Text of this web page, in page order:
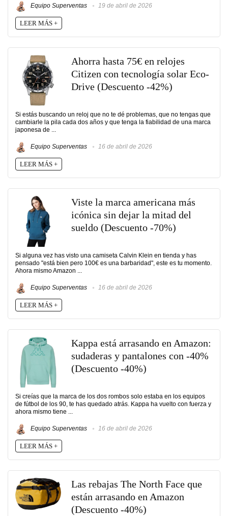
Equipo Superventas 19 de abril de 2026
LEER MÁS +
Ahorra hasta 75€ en relojes
Citizen con tecnología solar Eco-
Drive (Descuento -42%)
Si estás buscando un reloj que no te dé problemas, que no tengas que
cambiarle la pila cada dos años y que tenga la fiabilidad de una marca
japonesa de ...
Equipo Superventas 16 de abril de 2026
LEER MÁS +
Viste la marca americana más
icónica sin dejar la mitad del
sueldo (Descuento -70%)
Si alguna vez has visto una camiseta Calvin Klein en tienda y has
pensado "está bien pero 100€ es una barbaridad", este es tu momento.
Ahora mismo Amazon ...
Equipo Superventas 16 de abril de 2026
LEER MÁS +
Kappa está arrasando en Amazon:
sudaderas y pantalones con -40%
(Descuento -40%)
Si creías que la marca de los dos rombos solo estaba en los equipos
de fútbol de los 90, te has quedado atrás. Kappa ha vuelto con fuerza y
ahora mismo tiene ...
Equipo Superventas 16 de abril de 2026
LEER MÁS +
Las rebajas The North Face que
están arrasando en Amazon
(Descuento -40%)